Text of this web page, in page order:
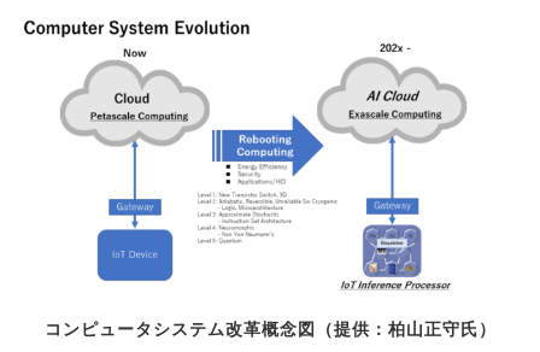
コンピュータシステム改革概念図（提供：柏山正守氏）